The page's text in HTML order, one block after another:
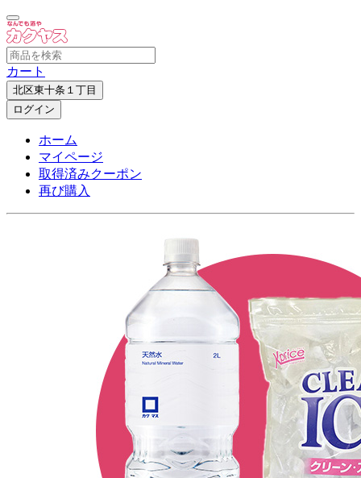
カート
北区東十条１丁目
ログイン
ホーム
マイページ
取得済みクーポン
再び購入